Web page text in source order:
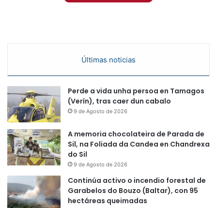
Últimas noticias
Perde a vida unha persoa en Tamagos
(Verín), tras caer dun cabalo
9 de Agosto de 2026
A memoria chocolateira de Parada de
Sil, na Foliada da Candea en Chandrexa
do Sil
9 de Agosto de 2026
Continúa activo o incendio forestal de
Garabelos do Bouzo (Baltar), con 95
hectáreas queimadas